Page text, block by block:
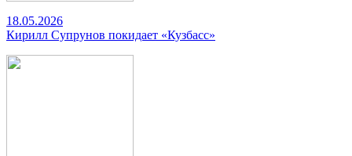
18.05.2026
Кирилл Супрунов покидает «Кузбасс»